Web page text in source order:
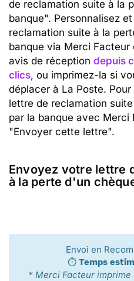
de reclamation suite à la
banque". Personnalisez
reclamation suite à la
banque via Merci
avis de réception depuis
clics, ou imprimez-la si
déplacer à La Poste.
lettre de reclamation
par la banque avec Merci
"Envoyer cette lettre".
Envoyez votre lettre
à la perte d'un
Envoi en
⏱️ Temps
* Merci Facteur